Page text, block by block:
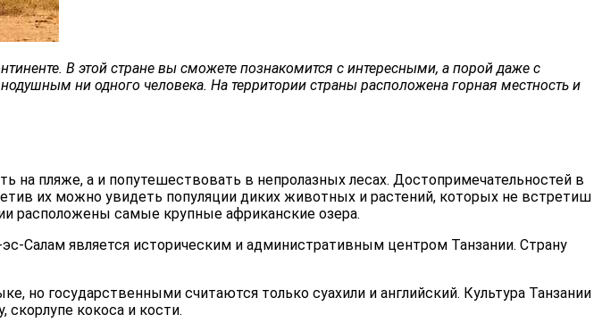
В этой стране вы сможете познакомится с интересными, а порой даже с
ни одного человека. На территории страны расположена горная местность и
пляже, а и попутешествовать в непролазных лесах. Достопримечательностей в
их можно увидеть популяции диких животных и растений, которых не встретиш
расположены самые крупные африканские озера.
Салам является историческим и административным центром Танзании. Страну
но государственными считаются только суахили и английский. Культура Танзании
скорлупе кокоса и кости.